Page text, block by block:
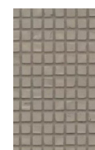
Good morning 👋
Hoi!
How can